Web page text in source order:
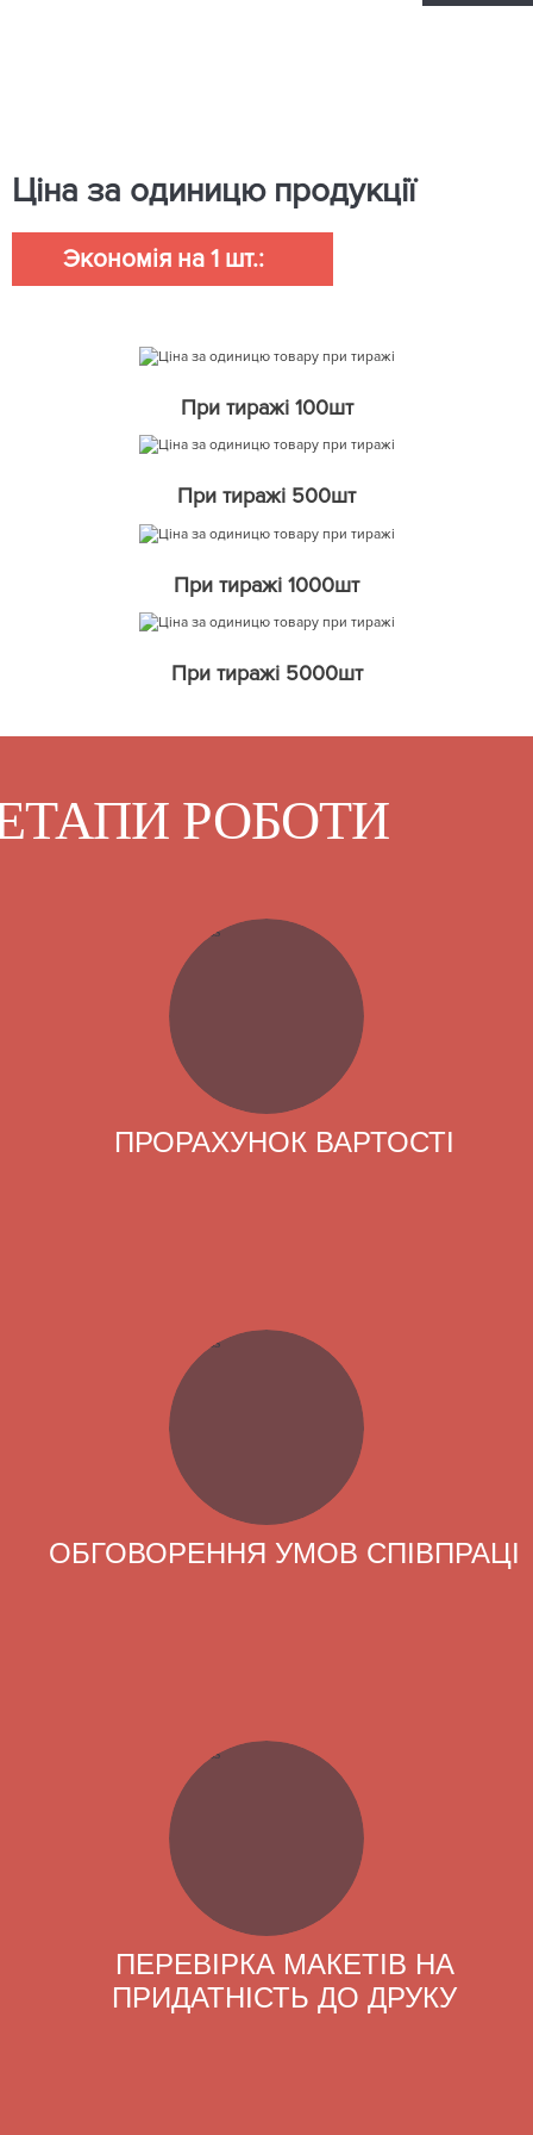
Ціна за одиницю продукції
Экономія на 1 шт.:
При тиражі 100шт
При тиражі 500шт
При тиражі 1000шт
При тиражі 5000шт
РОБОТИ
ПРОРАХУНОК ВАРТОСТІ
ОБГОВОРЕННЯ УМОВ СПІВПРАЦІ
ПЕРЕВІРКА МАКЕТІВ НА
ПРИДАТНІСТЬ ДО ДРУКУ